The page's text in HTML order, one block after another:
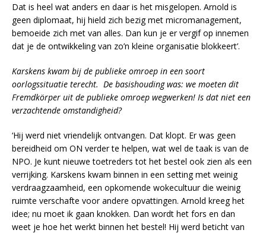
Dat is heel wat anders en daar is het misgelopen. Arnold is
geen diplomaat, hij hield zich bezig met micromanagement,
bemoeide zich met van alles. Dan kun je er vergif op innemen
dat je de ontwikkeling van zo’n kleine organisatie blokkeert’.
Karskens kwam bij de publieke omroep in een soort
oorlogssituatie terecht. De basishouding was: we moeten dit
Fremdkörper uit de publieke omroep wegwerken! Is dat niet een
verzachtende omstandigheid?
‘Hij werd niet vriendelijk ontvangen. Dat klopt. Er was geen
bereidheid om ON verder te helpen, wat wel de taak is van de
NPO. Je kunt nieuwe toetreders tot het bestel ook zien als een
verrijking. Karskens kwam binnen in een setting met weinig
verdraagzaamheid, een opkomende wokecultuur die weinig
ruimte verschafte voor andere opvattingen. Arnold kreeg het
idee; nu moet ik gaan knokken. Dan wordt het fors en dan
weet je hoe het werkt binnen het bestel! Hij werd beticht van